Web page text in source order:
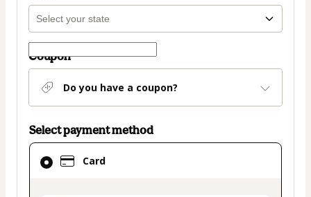
Coupon
Do you have a coupon?
Select payment method
Card
Card
selected